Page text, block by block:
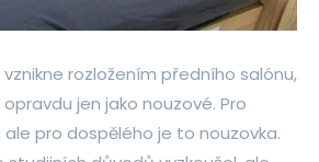
vznikne rozložením předního salónu,
jen jako nouzové. Pro
pro dospělého je to nouzovka.